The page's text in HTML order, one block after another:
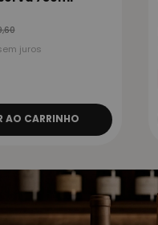
,60
juros
AO CARRINHO